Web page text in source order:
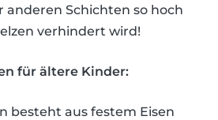
anderen Schichten so hoch
verhindert wird!
für ältere Kinder:
besteht aus festem Eisen